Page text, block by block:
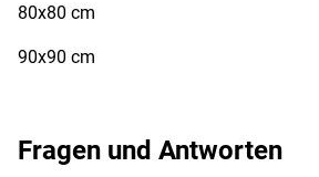
Fragen und Antworten
80x80 cm
90x90 cm